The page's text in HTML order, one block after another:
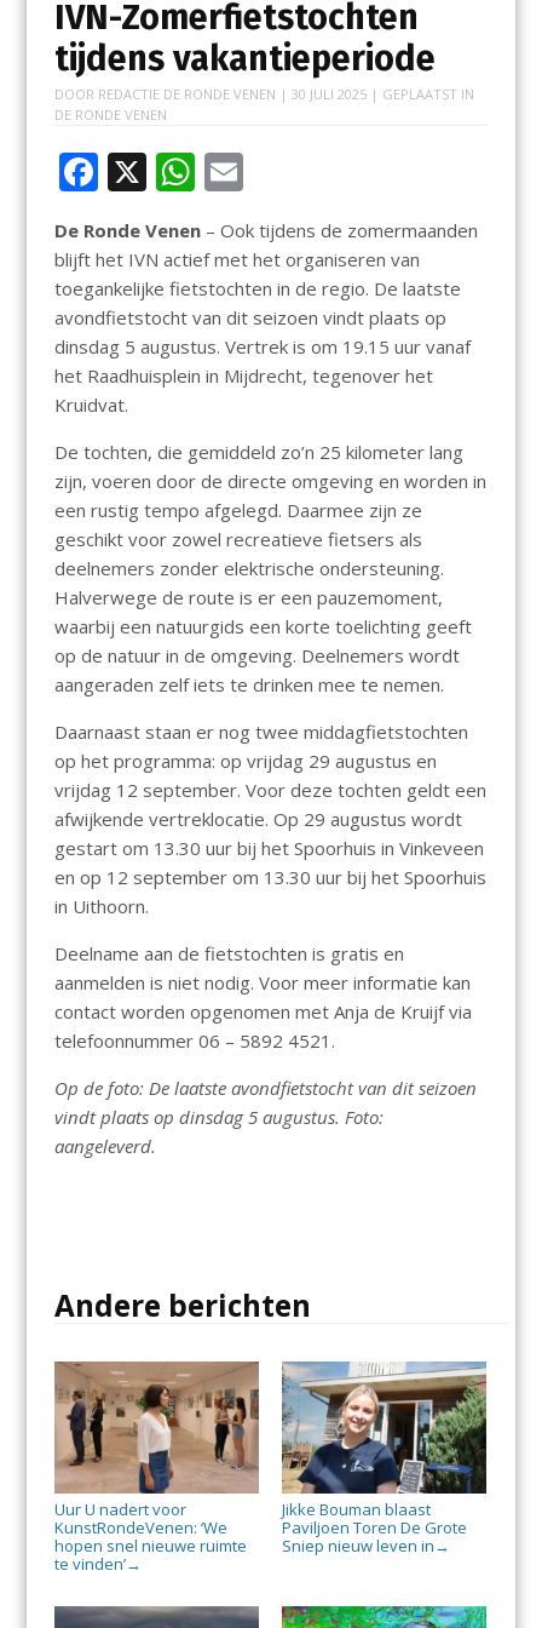
IVN-Zomerfietstochten
tijdens vakantieperiode
DOOR REDACTIE DE RONDE VENEN | 30 JULI 2025| GEPLAATST IN
DE RONDE VENEN
F
ac
e
b
o
o
k
X W
at
s
A
p
E
m
ai
l
De Ronde Venen– Ook tijdens de zomermaanden
blijft het IVN actief met het organiseren van
toegankelijke fietstochten in de regio. De laatste
avondfietstocht van dit seizoen vindt plaats op
dinsdag 5 augustus. Vertrek is om 19.15 uur vanaf
het Raadhuisplein in Mijdrecht, tegenover het
Kruidvat.
De tochten, die gemiddeld zo’n 25 kilometer lang
zijn, voeren door de directe omgeving en worden in
een rustig tempo afgelegd. Daarmee zijn ze
geschikt voor zowel recreatieve fietsers als
deelnemers zonder elektrische ondersteuning.
Halverwege de route is er een pauzemoment,
waarbij een natuurgids een korte toelichting geeft
op de natuur in de omgeving. Deelnemers wordt
aangeraden zelf iets te drinken mee te nemen.
Daarnaast staan er nog twee middagfietstochten
op het programma: op vrijdag 29 augustus en
vrijdag 12 september. Voor deze tochten geldt een
afwijkende vertreklocatie. Op 29 augustus wordt
gestart om 13.30 uur bij het Spoorhuis in Vinkeveen
en op 12 september om 13.30 uur bij het Spoorhuis
in Uithoorn.
Deelname aan de fietstochten is gratis en
aanmelden is niet nodig. Voor meer informatie kan
contact worden opgenomen met Anja de Kruijf via
telefoonnummer 06 – 5892 4521.
Op de foto: De laatste avondfietstocht van dit seizoen
vindt plaats op dinsdag 5 augustus. Foto:
aangeleverd.
Andere berichten
Uur U nadert voor
KunstRondeVenen: ‘We
hopen snel nieuwe ruimte
te vinden’→
Jikke Bouman blaast
Paviljoen Toren De Grote
Sniep nieuw leven in →